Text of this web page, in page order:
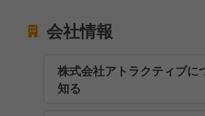
会社情報
株式会社アトラクティブに
知る